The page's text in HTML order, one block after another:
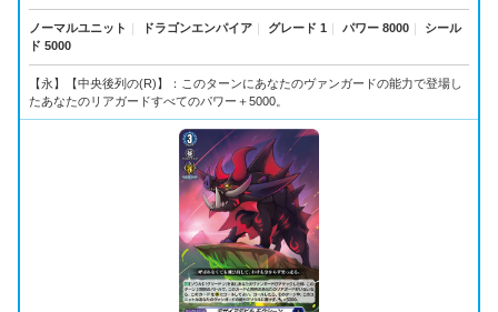
ノーマルユニット ドラゴンエンパイア グレード 1 パワー 8000
シール
ド 5000
【永】【中央後列の(R)】：このターンにあなたのヴァンガードの能力で登場し
たあなたのリアガードすべてのパワー＋5000。